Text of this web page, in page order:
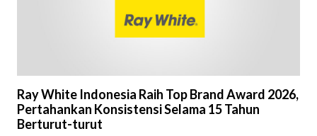
Ray White Indonesia Raih Top Brand Award 2026,
Pertahankan Konsistensi Selama 15 Tahun
Berturut-turut